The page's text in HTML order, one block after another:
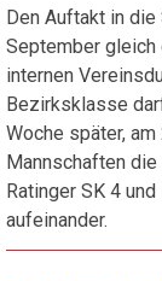
Den Auftakt in
September gleich
internen
Bezirksklasse
Woche später,
Mannschaften
Ratinger SK 4
aufeinander.